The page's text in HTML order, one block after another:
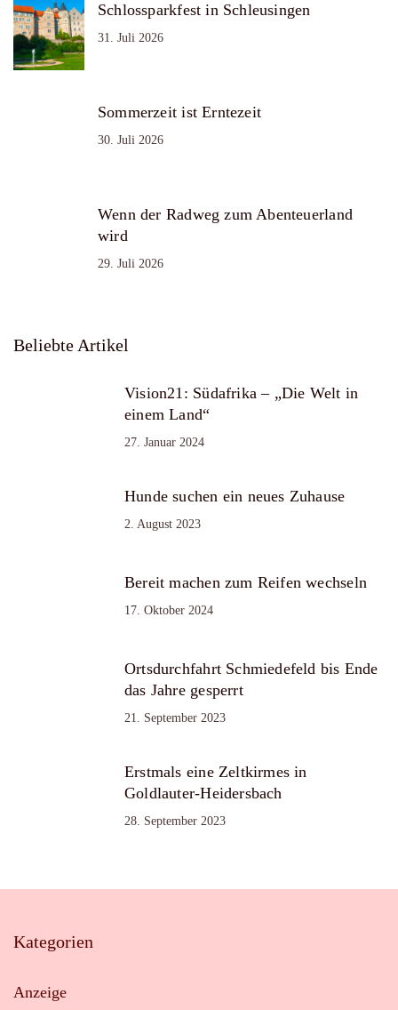
Schlossparkfest in Schleusingen
31. Juli 2026
Sommerzeit ist Erntezeit
30. Juli 2026
Wenn der Radweg zum Abenteuerland
wird
29. Juli 2026
Beliebte Artikel
Vision21: Südafrika – „Die Welt in
einem Land“
27. Januar 2024
Hunde suchen ein neues Zuhause
2. August 2023
Bereit machen zum Reifen wechseln
17. Oktober 2024
Ortsdurchfahrt Schmiedefeld bis Ende
das Jahre gesperrt
21. September 2023
Erstmals eine Zeltkirmes in
Goldlauter-Heidersbach
28. September 2023
Kategorien
Anzeige